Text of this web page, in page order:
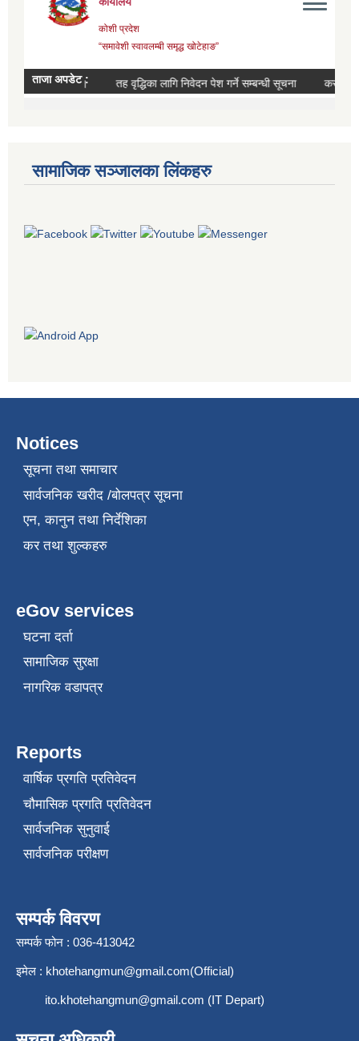
सामाजिक सञ्जालका लिंकहरु
Notices
सूचना तथा समाचार
सार्वजनिक खरीद /बोलपत्र सूचना
एन, कानुन तथा निर्देशिका
कर तथा शुल्कहरु
eGov services
घटना दर्ता
सामाजिक सुरक्षा
नागरिक वडापत्र
Reports
वार्षिक प्रगति प्रतिवेदन
चौमासिक प्रगति प्रतिवेदन
सार्वजनिक सुनुवाई
सार्वजनिक परीक्षण
सम्पर्क विवरण
सम्पर्क फोन : 036-413042
इमेल : khotehangmun@gmail.com(Official)
ito.khotehangmun@gmail.com (IT Depart)